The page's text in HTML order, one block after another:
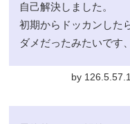
自己解決しました。
初期からドッカンした
ダメだったみたいです
by